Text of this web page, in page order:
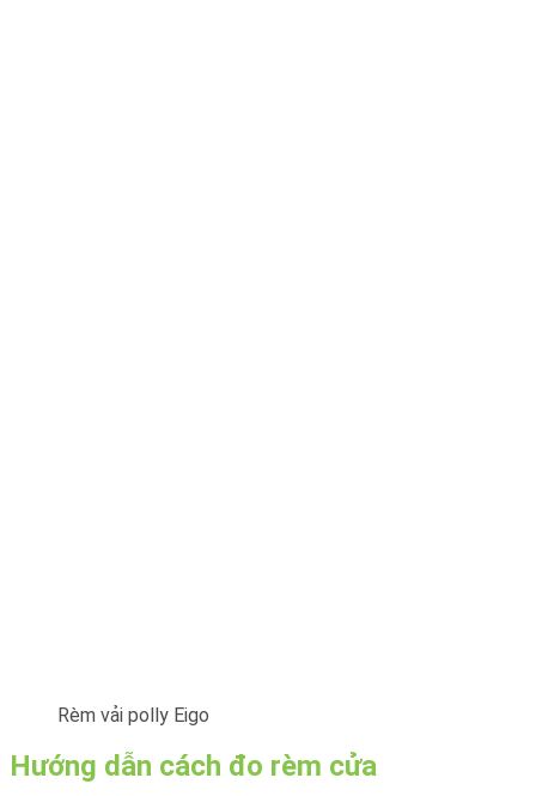
Rèm vải polly Eigo
Hướng dẫn cách đo rèm cửa